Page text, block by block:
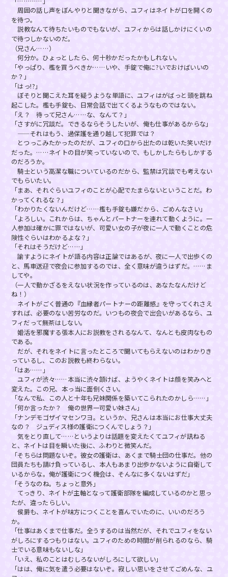
周囲の話し声をぼんやりと聞きながら、ユフィはネイトが口を開くの
を待つ。
説教なんて待ちたいものでもないが、ユフィからは話しかけにくいの
で待つしかないのだ。
（兄さん……）
何分か。ひょっとしたら、何十秒かだったかもしれない。
「やっぱり、檻を買うべきか……いや、手錠で俺に?いでおけばいいの
か？」
「はっ!?」
ぼそりと聞こえた耳を疑うような単語に、ユフィはがばっと頭を跳ね
起こした。檻も手錠も、日常会話で出てくるようなものではない。
「え？ 待って兄さん……な、なんて？」
「さすがに冗談だ。できるならそうしたいが、俺も仕事があるからな」
——それはもう、過保護を通り越して犯罪では？
とつっこみたかったのだが、ユフィの口から出たのは乾いた笑いだけ
だった。……ネイトの目が笑っていないので、もしかしたらもしかする
のだろうか。
騎士という高潔な職についているのだから、監禁は冗談でも考えない
でもらいたい。
「まあ、それぐらいユフィのことが心配でたまらないということだ。わ
かってくれるな？」
「わかりたくないんだけど……檻も手錠も嫌だから、ごめんなさい」
「よろしい。これからは、ちゃんとパートナーを連れて動くように。一
人参加は確かに罪ではないが、可愛い女の子が夜に一人で動くことの危
険性ぐらいはわかるよな？」
「それはそうだけど……」
諭すようにネイトが語る内容は正論ではあるが、夜に一人で出歩くの
と、馬車送迎で夜会に参加するのでは、全く意味が違うはずだ。……ま
してや。
（一人で動かざるをえない状況を作っているのは、あなたなんだけど
ね！）
ネイトがごく普通の『血縁者パートナーの距離感』を守ってくれさえ
すれば、必要のない苦労なのだ。いつもの夜会で出会いがあるなら、ユ
フィだって無茶はしない。
婚活を邪魔する張本人にお説教をされるなんて、なんとも皮肉なもの
である。
だが、それをネイトに言ったところで聞いてもらえないのはわかりき
っているし、このお説教も終わらない。
「はあ……」
ユフィが渋々……本当に渋々頷けば、ようやくネイトは顔を笑みへと
変えた。この兄、本っ当に面倒くさい。
「なんで私、この人と十年も兄妹関係を築いてこられたのかしら……」
「何か言ったか？ 俺の世界一可愛い妹さん」
「ナンデモゴザイマセンワヨ。というか、兄さんは本当にお仕事大丈夫
なの？ ジュディス様の護衛につくんでしょう？」
気をとり直して……というよりは話題を変えたくてユフィが訊ねる
と、ネイトは目を瞬いた後に、ふわりと微笑んだ。
「そちらは問題ないぞ。彼女の護衛は、あくまで騎士団の仕事だ。他の
団員たちも請け負っているし、本人もあまり出歩かないように自衛して
いるからな。俺が護衛につく機会は、そんなに多くないはずだ」
「そうなのね。ちょっと意外」
てっきり、ネイトが主軸となって護衛部隊を編成しているのかと思っ
たが、違ったらしい。
侯爵も、ネイトが味方につくことを喜んでいたのに、いいのだろう
か。
「仕事はあくまで仕事だ。全うするのは当然だが、それでユフィをない
がしろにするつもりはない。ユフィのための時間が削られるのなら、騎
士でいる意味もないしな」
「いえ、私のことはむしろないがしろにして欲しい」
「はは、俺に気を遣う必要はないぞ。寂しい思いをさせてごめんな、ユ